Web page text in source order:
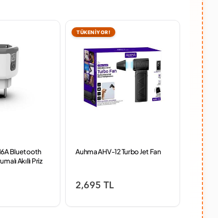
Bluetooth
Akıllı Priz
TÜKENİYOR!
Auhma AHV-12 Turbo Jet Fan
2,695 TL
Köpek